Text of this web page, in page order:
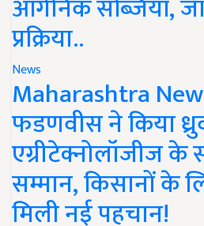
ऑर्गेनिक सब्जियां,
प्रक्रिया..
News
Maharashtra
फडणवीस ने किया
एग्रीटेक्नोलॉजीज के
सम्मान, किसानों के
मिली नई पहचान!